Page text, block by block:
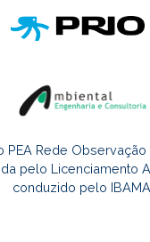
PEA Rede
pelo Licenciamento
conduzido pelo IBAMA.